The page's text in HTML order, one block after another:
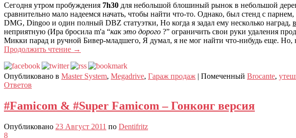
Сегодня утром пробуждения 7h30 для небольшой блошиный рынок в небольшой
сравнительно мало надеемся начать, чтобы найти что-то. Однако, был стенд с
DMG, Dingoo и один полный DBZ статуэтки, Но когда я задал ему несколько наград,
неприятную (Ира бросила m'a “как это дорого ?” ограничить свои руки удаления
Микки парад и ручной Бивер-младшего, Я думал, я не мог найти что-нибудь еще.
Продолжить чтение →
Опубликовано в Master System, Megadrive, Гараж продаж | Помеченный Brocante,
Ответов
#Famicom & #Super Famicom – Гонконг версия
Опубликовано 23 Август 2011 по Dentifritz
8